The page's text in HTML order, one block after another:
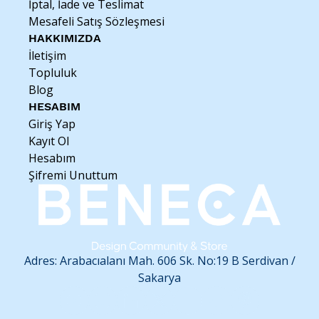
suyuna maruz bırakılmamalıdır.
İptal, İade ve Teslimat
Mesafeli Satış Sözleşmesi
HAKKIMIZDA
İletişim
Topluluk
Blog
HESABIM
Giriş Yap
Kayıt Ol
Hesabım
Şifremi Unuttum
Adres: Arabacıalanı Mah. 606 Sk. No:19 B Serdivan /
Sakarya